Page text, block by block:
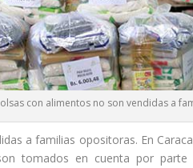
con alimentos no son vendidas a
a familias opositoras. En
tomados en cuenta por